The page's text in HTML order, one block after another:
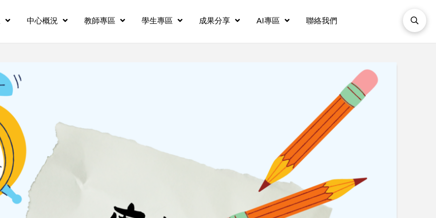
中心概況 教師專區 學生專區 成果分享 AI專區 聯絡我們